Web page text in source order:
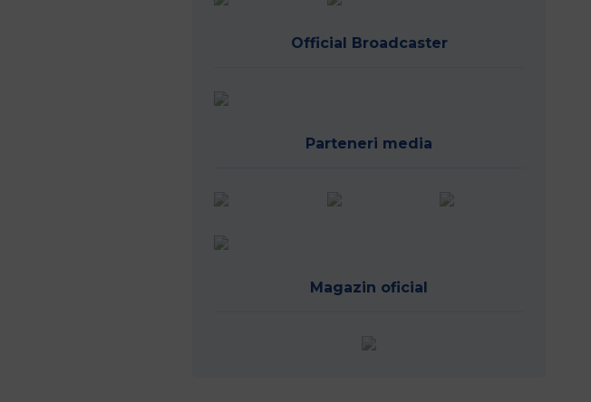
Official Broadcaster
Parteneri media
Magazin oficial